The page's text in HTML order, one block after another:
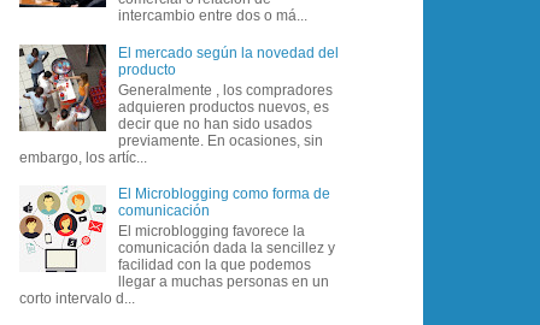
intercambio entre dos o má...
El mercado según la novedad del
producto
Generalmente , los compradores
adquieren productos nuevos, es
decir que no han sido usados
previamente. En ocasiones, sin
embargo, los artíc...
El Microblogging como forma de
comunicación
El microblogging favorece la
comunicación dada la sencillez y
facilidad con la que podemos
llegar a muchas personas en un
corto intervalo d...